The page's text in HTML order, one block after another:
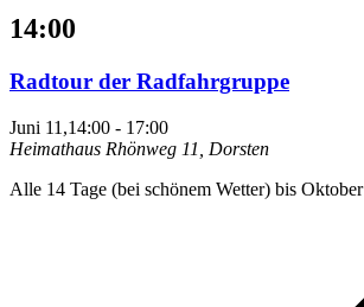
14:00
Radtour der Radfahrgruppe
Juni 11,14:00 - 17:00
Heimathaus Rhönweg 11, Dorsten
Alle 14 Tage (bei schönem Wetter) bis Oktober